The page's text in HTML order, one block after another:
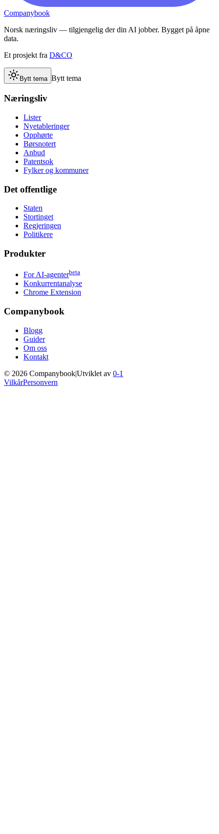
Companybook
Norsk næringsliv — tilgjengelig der din AI jobber. Bygget på åpne
data.
Et prosjekt fra D&CO
Bytt tema Bytt tema
Næringsliv
Lister
Nyetableringer
Opphørte
Børsnotert
Anbud
Patentsok
Fylker og kommuner
Det offentlige
Staten
Stortinget
Regjeringen
Politikere
Produkter
For AI-agenterbeta
Konkurrentanalyse
Chrome Extension
Companybook
Blogg
Guider
Om oss
Kontakt
© 2026 Companybook|Utviklet av 0-1
VilkårPersonvern